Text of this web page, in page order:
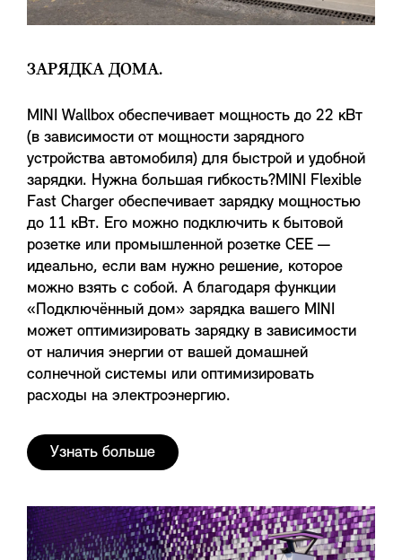
ЗАРЯДКА ДОМА.
MINI Wallbox обеспечивает мощность до 22 кВт
(в зависимости от мощности зарядного
устройства автомобиля) для быстрой и удобной
зарядки. Нужна большая гибкость?MINI Flexible
Fast Charger обеспечивает зарядку мощностью
до 11 кВт. Его можно подключить к бытовой
розетке или промышленной розетке CEE —
идеально, если вам нужно решение, которое
можно взять с собой. А благодаря функции
«Подключённый дом» зарядка вашего MINI
может оптимизировать зарядку в зависимости
от наличия энергии от вашей домашней
солнечной системы или оптимизировать
расходы на электроэнергию.
Узнать больше